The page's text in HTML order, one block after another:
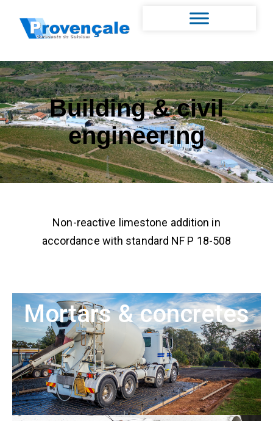
Building & civil
engineering
Non-reactive limestone addition in
accordance with standard NF P 18-508
Mortars & concretes